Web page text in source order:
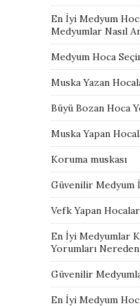
En İyi Medyum
Medyumlar Nasıl
Medyum Hoca
Muska Yazan
Büyü Bozan Hoca
Muska Yapan
Koruma muskası
Güvenilir Medyum
Vefk Yapan
En İyi Medyumlar
Yorumları
Güvenilir
En İyi Medyum